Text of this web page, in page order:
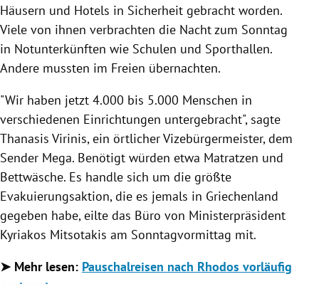
Häusern und Hotels in Sicherheit gebracht worden.
Viele von ihnen verbrachten die Nacht zum Sonntag
in Notunterkünften wie Schulen und Sporthallen.
Andere mussten im Freien übernachten.
"Wir haben jetzt 4.000 bis 5.000 Menschen in
verschiedenen Einrichtungen untergebracht", sagte
Thanasis Virinis, ein örtlicher Vizebürgermeister, dem
Sender Mega. Benötigt würden etwa Matratzen und
Bettwäsche. Es handle sich um die größte
Evakuierungsaktion, die es jemals in Griechenland
gegeben habe, eilte das Büro von Ministerpräsident
Kyriakos Mitsotakis am Sonntagvormittag mit.
➤ Mehr lesen: Pauschalreisen nach Rhodos vorläufig